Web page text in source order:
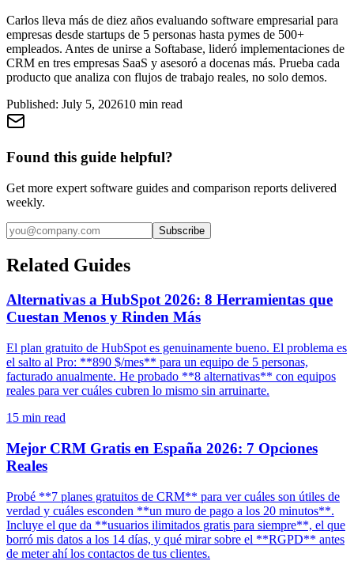
Carlos lleva más de diez años evaluando software empresarial para
empresas desde startups de 5 personas hasta pymes de 500+
empleados. Antes de unirse a Softabase, lideró implementaciones de
CRM en tres empresas SaaS y asesoró a docenas más. Prueba cada
producto que analiza con flujos de trabajo reales, no solo demos.
Published: July 5, 202610 min read
Found this guide helpful?
Get more expert software guides and comparison reports delivered
weekly.
Subscribe
Related Guides
Alternativas a HubSpot 2026: 8 Herramientas que
Cuestan Menos y Rinden Más
El plan gratuito de HubSpot es genuinamente bueno. El problema es
el salto al Pro: **890 $/mes** para un equipo de 5 personas,
facturado anualmente. He probado **8 alternativas** con equipos
reales para ver cuáles cubren lo mismo sin arruinarte.
15 min read
Mejor CRM Gratis en España 2026: 7 Opciones
Reales
Probé **7 planes gratuitos de CRM** para ver cuáles son útiles de
verdad y cuáles esconden **un muro de pago a los 20 minutos**.
Incluye el que da **usuarios ilimitados gratis para siempre**, el que
borró mis datos a los 14 días, y qué mirar sobre el **RGPD** antes
de meter ahí los contactos de tus clientes.